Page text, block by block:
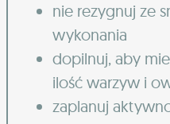
nie rezygnuj ze
wykonania
dopilnuj, aby
ilość warzyw i
zaplanuj